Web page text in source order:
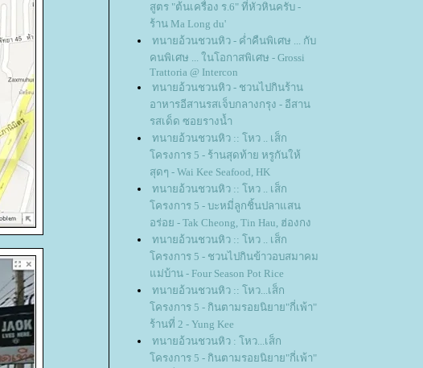
สูตร "ต้นเครื่อง ร.6" ที่หัวหินครับ -
ร้าน Ma Long du'
ทนายอ้วนชวนหิว - ค่ำคืนพิเศษ ... กับ
คนพิเศษ ... ในโอกาสพิเศษ - Grossi
Trattoria @ Intercon
ทนายอ้วนชวนหิว - ชวนไปกินร้าน
อาหารอีสานรสเจ็บกลางกรุง - อีสาน
รสเด็ด ซอยรางน้ำ
ทนายอ้วนชวนหิว :: โหว .. เส็ก
ครงการ 5 - ร้านสุดท้าย หรูกันให้
สุดๆ - Wai Kee Seafood, HK
ทนายอ้วนชวนหิว :: โหว .. เส็ก
ครงการ 5 - บะหมี่ลูกชิ้นปลาแสน
อร่อย - Tak Cheong, Tin Hau, ฮ่องกง
ทนายอ้วนชวนหิว :: โหว .. เส็ก
ครงการ 5 - ชวนไปกินข้าวอบสมาคม
ม่บ้าน - Four Season Pot Rice
ทนายอ้วนชวนหิว :: โหว...เส็ก
ครงการ 5 - กินตามรอยนิยาย"กี่เพ้า"
ร้านที่ 2 - Yung Kee
ทนายอ้วนชวนหิว : โหว...เส็ก
ครงการ 5 - กินตามรอยนิยาย"กี่เพ้า"